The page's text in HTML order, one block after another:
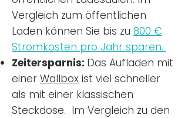
Vergleich zum öffentlichen
Laden können Sie bis zu 800 €
Stromkosten pro Jahr sparen.
Zeitersparnis: Das Aufladen mit
einer Wallbox ist viel schneller
als mit einer klassischen
Steckdose. Im Vergleich zu den